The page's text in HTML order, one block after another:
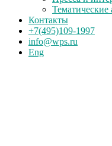
Контакты
+7(495)109-1997
info@wps.ru
Eng